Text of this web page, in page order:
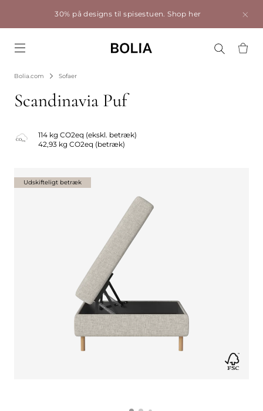
30% på designs til spisestuen.Shop her
Bolia.com Sofaer
Scandinavia Puf
114 kg CO2eq (ekskl. betræk)
42,93 kg CO2eq (betræk)
Udskifteligt betræk